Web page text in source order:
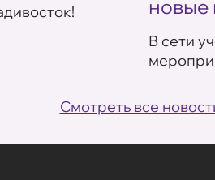
новые
В сети
Смотреть все